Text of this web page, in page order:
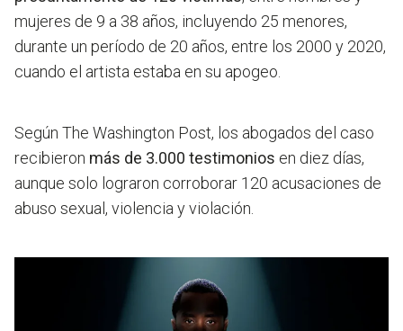
mujeres de 9 a 38 años, incluyendo 25 menores,
durante un período de 20 años, entre los 2000 y 2020,
cuando el artista estaba en su apogeo.
Según The Washington Post, los abogados del caso
recibieron más de 3.000 testimonios en diez días,
aunque solo lograron corroborar 120 acusaciones de
abuso sexual, violencia y violación.